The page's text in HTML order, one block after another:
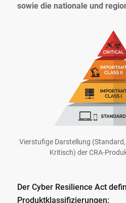
sowie die nationale und
Vierstufige Darstellung
Kritisch) der CRA-
Der Cyber Resilience Act
Produktklassifizierungen: